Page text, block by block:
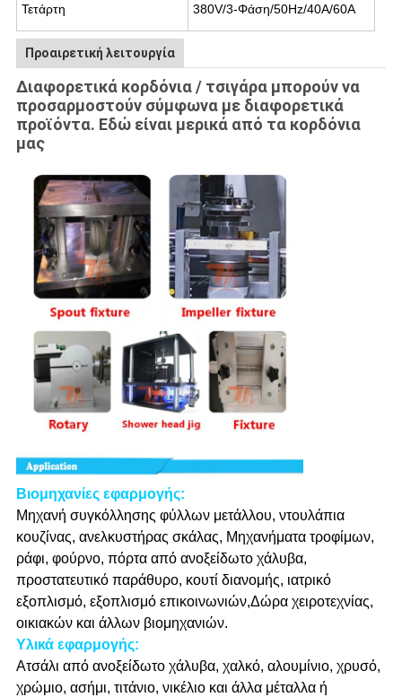
Τετάρτη 380V/3-Φάση/50Hz/40A/60A
Προαιρετική λειτουργία
Διαφορετικά κορδόνια / τσιγάρα μπορούν να
προσαρμοστούν σύμφωνα με διαφορετικά
προϊόντα. Εδώ είναι μερικά από τα κορδόνια
μας
Βιομηχανίες εφαρμογής:
Μηχανή συγκόλλησης φύλλων μετάλλου, ντουλάπια
κουζίνας, ανελκυστήρας σκάλας, Μηχανήματα τροφίμων,
ράφι, φούρνο, πόρτα από ανοξείδωτο χάλυβα,
προστατευτικό παράθυρο, κουτί διανομής, ιατρικό
εξοπλισμό, εξοπλισμό επικοινωνιών,Δώρα χειροτεχνίας,
οικιακών και άλλων βιομηχανιών.
Υλικά εφαρμογής:
Ατσάλι από ανοξείδωτο χάλυβα, χαλκό, αλουμίνιο, χρυσό,
χρώμιο, ασήμι, τιτάνιο, νικέλιο και άλλα μέταλλα ή